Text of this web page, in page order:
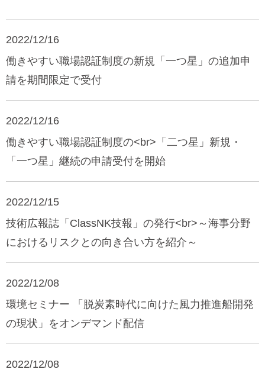
2022/12/16
働きやすい職場認証制度の新規「一つ星」の追加申
請を期間限定で受付
2022/12/16
働きやすい職場認証制度の<br>「二つ星」新規・
「一つ星」継続の申請受付を開始
2022/12/15
技術広報誌「ClassNK技報」の発行<br>～海事分野
におけるリスクとの向き合い方を紹介～
2022/12/08
環境セミナー 「脱炭素時代に向けた風力推進船開発
の現状」をオンデマンド配信
2022/12/08